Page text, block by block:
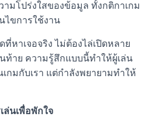
มโปร่งใสของข้อมูล ทั้งกติกาเกม
ไขการใช้งาน
หาเจอจริง ไม่ต้องไล่เปิดหลาย
ท้าย ความรู้สึกแบบนี้ทำให้ผู้เล่น
กมกับเรา แต่กำลังพยายามทำให้
ล่นเพื่อพักใจ